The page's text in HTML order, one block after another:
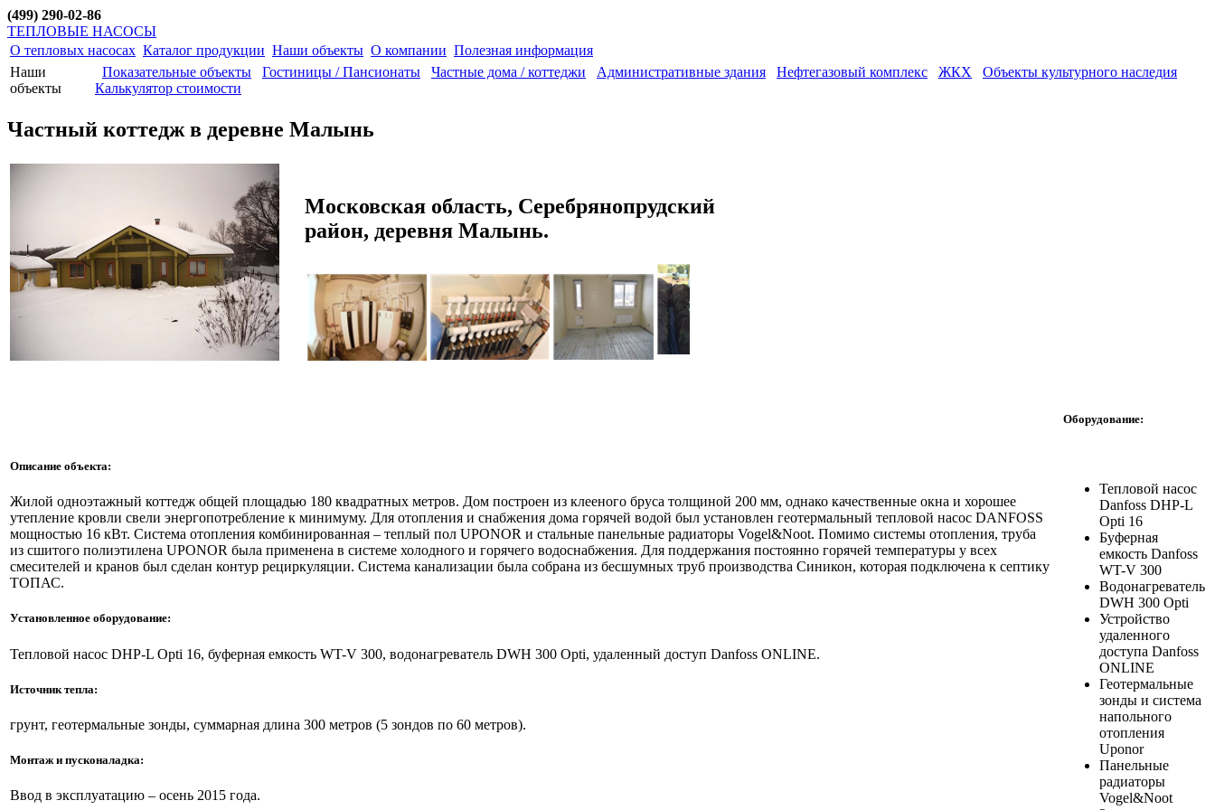
(499) 290-02-86
ТЕПЛОВЫЕ НАСОСЫ
О тепловых насосах Каталог продукции Наши объекты О компании Полезная информация
Наши
объекты
Показательные объекты Гостиницы / Пансионаты Частные дома / коттеджи Административные здания Нефтегазовый комплекс ЖКХ
Объекты культурного наследия
Калькулятор стоимости
Частный коттедж в деревне Малынь
Московская область, Серебрянопрудский
район, деревня Малынь.
Описание объекта:
Жилой одноэтажный коттедж общей площадью 180 квадратных метров. Дом построен из клееного бруса толщиной 200 мм, однако качественные окна и хорошее
утепление кровли свели энергопотребление к минимуму. Для отопления и снабжения дома горячей водой был установлен геотермальный тепловой насос DANFOSS
мощностью 16 кВт. Система отопления комбинированная – теплый пол UPONOR и стальные панельные радиаторы Vogel&Noot. Помимо системы отопления, труба
из сшитого полиэтилена UPONOR была применена в системе холодного и горячего водоснабжения. Для поддержания постоянно горячей температуры у всех
смесителей и кранов был сделан контур рециркуляции. Система канализации была собрана из бесшумных труб производства Синикон, которая подключена к септику
ТОПАС.
Установленное оборудование:
Тепловой насос DHP-L Opti 16, буферная емкость WT-V 300, водонагреватель DWH 300 Opti, удаленный доступ Danfoss ONLINE.
Источник тепла:
грунт, геотермальные зонды, суммарная длина 300 метров (5 зондов по 60 метров).
Монтаж и пусконаладка:
Ввод в эксплуатацию – осень 2015 года.
Оборудование:
Тепловой насос
Danfoss DHP-L
Opti 16
Буферная
емкость Danfoss
WT-V 300
Водонагреватель
DWH 300 Opti
Устройство
удаленного
доступа Danfoss
ONLINE
Геотермальные
зонды и система
напольного
отопления
Uponor
Панельные
радиаторы
Vogel&Noot